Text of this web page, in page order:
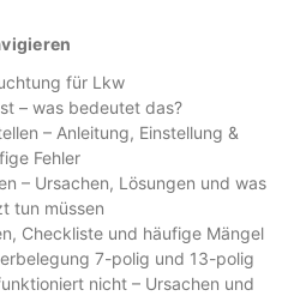
für Lkw
– was bedeutet das?
– Anleitung, Einstellung &
Fehler
– Ursachen, Lösungen und was
tun müssen
Checkliste und häufige Mängel
7-polig und 13-polig
nicht – Ursachen und